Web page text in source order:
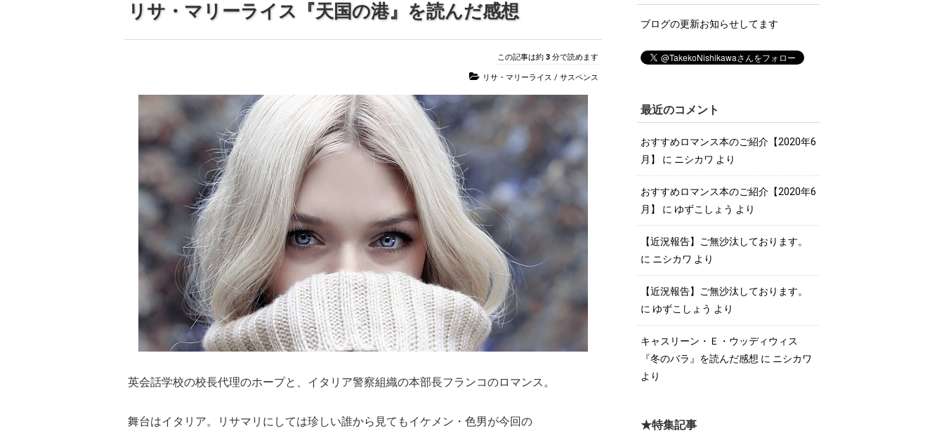
リサ・マリーライス『天国の港』を読んだ感想
この記事は約 3 分で読めます
リサ・マリーライス / サスペンス
英会話学校の校長代理のホープと、イタリア警察組織の本部長フランコのロマンス。
舞台はイタリア。リサマリにしては珍しい誰から見てもイケメン・色男が今回の
ブログの更新お知らせしてます
最近のコメント
おすすめロマンス本のご紹介【2020年6
月】
に ニシカワ より
おすすめロマンス本のご紹介【2020年6
月】
に ゆずこしょう より
【近況報告】ご無沙汰しております。
に ニシカワ より
【近況報告】ご無沙汰しております。
に ゆずこしょう より
キャスリーン・Ｅ・ウッディウィス
『冬のバラ』を読んだ感想 に ニシカワ
より
★特集記事